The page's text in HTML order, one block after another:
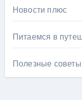
Новости плюс
Питаемся в
Полезные советы